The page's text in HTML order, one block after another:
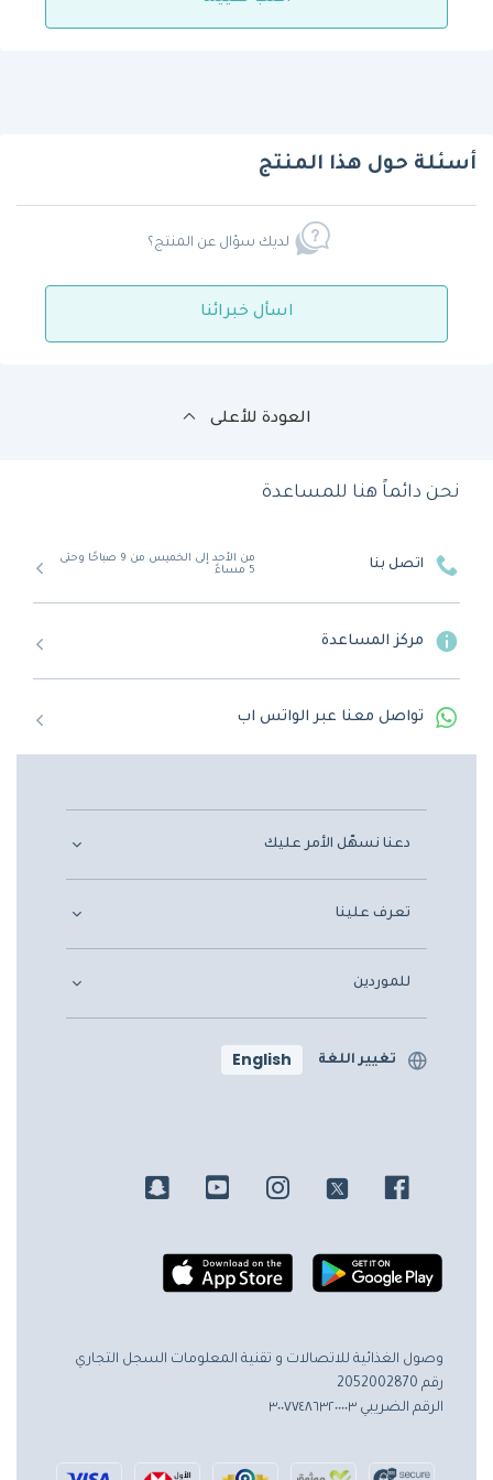
أسئلة حول هذا المنتج
لديك سؤال عن المنتج؟
اسأل خبرائنا
العودة للأعلى
نحن دائماً هنا للمساعدة
اتصل بنا
من الأحد إلى الخميس من 9 صباحًا وحتى
5 مساءً
مركز المساعدة
تواصل معنا عبر الواتس اب
دعنا نسهّل الأمر عليك
تعرف علينا
للموردين
تغيير اللغة English
وصول الغذائية للاتصالات و تقنية المعلومات السجل التجاري
رقم 2052002870
الرقم الضريبي ٣٠٠٧٧٤٨٦٣٢٠٠٠٠٣